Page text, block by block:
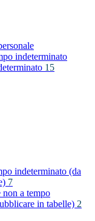
indeterminato
15
indeterminato (da
7
non a tempo
in tabelle) 2